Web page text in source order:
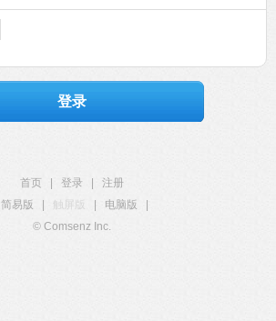
登录
首页 登录
注册
简易版
触屏版 电脑版
© Comsenz Inc.